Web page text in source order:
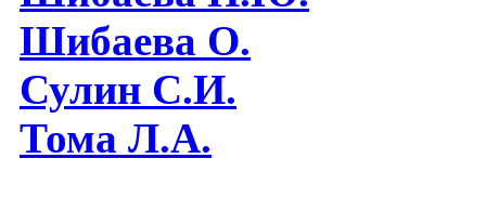
Шибаева O.
Сулин С.И.
Тома Л.А.